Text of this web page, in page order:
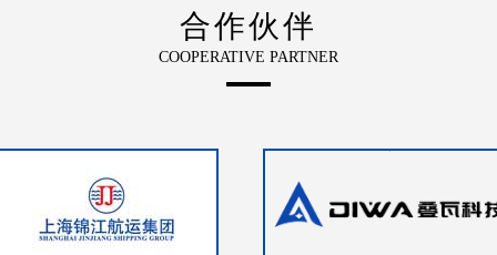
合作伙伴
COOPERATIVE PARTNER